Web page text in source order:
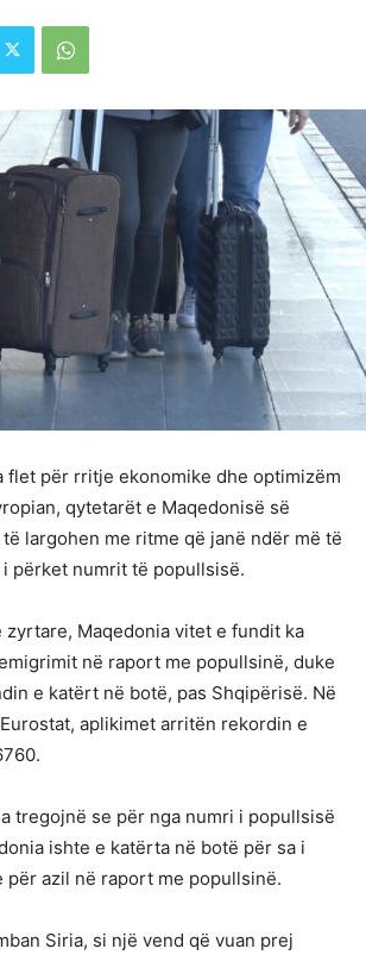
flet për rritje ekonomike dhe optimizëm
qytetarët e Maqedonisë së
largohen me ritme që janë ndër më të
përket numrit të popullsisë.
zyrtare, Maqedonia vitet e fundit ka
në raport me popullsinë, duke
e katërt në botë, pas Shqipërisë. Në
aplikimet arritën rekordin e
tregojnë se për nga numri i popullsisë
ishte e katërta në botë për sa i
për azil në raport me popullsinë.
Siria, si një vend që vuan prej